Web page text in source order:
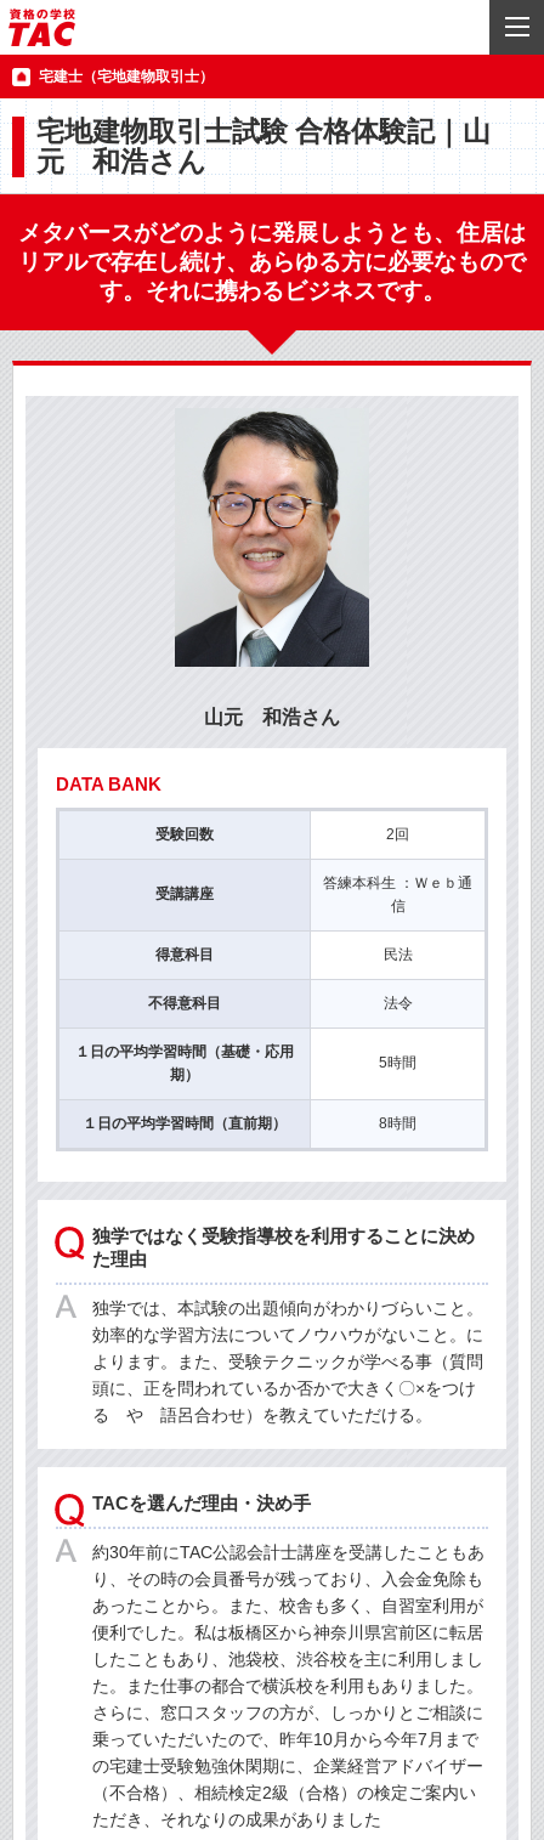
宅建士（宅地建物取引士）
宅地建物取引士試験 合格体験記｜山
元 和浩さん
メタバースがどのように発展しようとも、住居は
リアルで存在し続け、あらゆる方に必要なもので
す。それに携わるビジネスです。
山元 和浩さん
DATA BANK
受験回数 2回
受講講座
答練本科生 ：Ｗｅｂ通
信
得意科目 民法
不得意科目 法令
１日の平均学習時間（基礎・応用
期）
5時間
１日の平均学習時間（直前期） 8時間
独学ではなく受験指導校を利用することに決め
た理由
独学では、本試験の出題傾向がわかりづらいこと。
効率的な学習方法についてノウハウがないこと。に
よります。また、受験テクニックが学べる事（質問
頭に、正を問われているか否かで大きく〇×をつけ
る や 語呂合わせ）を教えていただける。
TACを選んだ理由・決め手
約30年前にTAC公認会計士講座を受講したこともあ
り、その時の会員番号が残っており、入会金免除も
あったことから。また、校舎も多く、自習室利用が
便利でした。私は板橋区から神奈川県宮前区に転居
したこともあり、池袋校、渋谷校を主に利用しまし
た。また仕事の都合で横浜校を利用もありました。
さらに、窓口スタッフの方が、しっかりとご相談に
乗っていただいたので、昨年10月から今年7月まで
の宅建士受験勉強休閑期に、企業経営アドバイザー
（不合格）、相続検定2級（合格）の検定ご案内い
ただき、それなりの成果がありました